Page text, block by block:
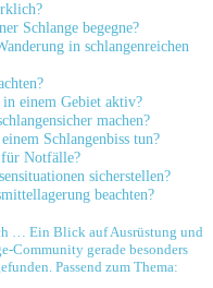
Schlange begegne?
in schlangenreichen
einem Gebiet aktiv?
machen?
Schlangenbiss tun?
für Notfälle?
sicherstellen?
beachten?
… Ein Blick auf ‌Ausrüstung und
Community gerade besonders
Passend zum Thema: